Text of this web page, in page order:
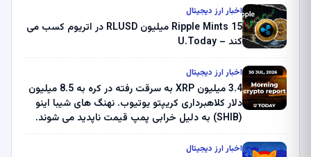
اخبار ارز دیجیتال
Ripple Mints 15 میلیون RLUSD در اتریوم کسب می
کند – U.Today
اخبار ارز دیجیتال
3.4 میلیون XRP به سرقت رفته در کره به 8.5 میلیون
دلار کلاهبرداری کریپتو یوتیوب. نهنگ های شیبا اینو
(SHIB) به دلیل خرابی پمپ قیمت ناپدید می شوند.
ثبت کرد – گزارش کریپتو صبح – U.Today
اخبار ارز دیجیتال